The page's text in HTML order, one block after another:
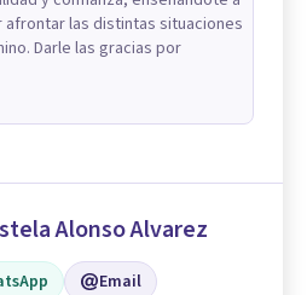
las distintas situaciones
Darle las gracias por
Alonso Alvarez
Email